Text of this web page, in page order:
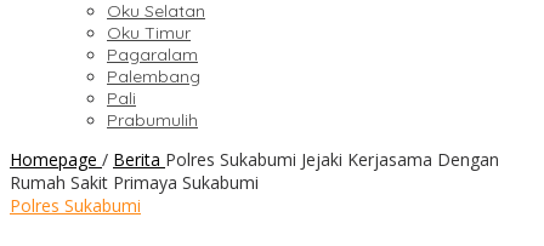
Oku Selatan
Oku Timur
Pagaralam
Palembang
Pali
Prabumulih
Homepage / Berita Polres Sukabumi Jejaki Kerjasama Dengan
Rumah Sakit Primaya Sukabumi
Polres Sukabumi